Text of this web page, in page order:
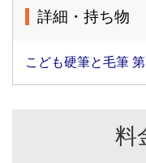
詳細・持ち物
こども硬筆と毛筆
料